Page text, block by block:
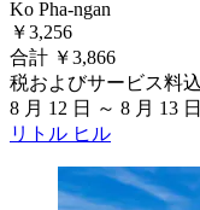
Ko Pha-ngan
￥3,256
合計 ￥3,866
税およびサービス料
8 月 12 日 ～ 8 月 13 日
リトル ヒル